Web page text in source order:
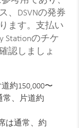
、DSVNの発券
ます。支払い
Stationのチケ
認しましょ
約150,000〜
常、片道約
は通常、約